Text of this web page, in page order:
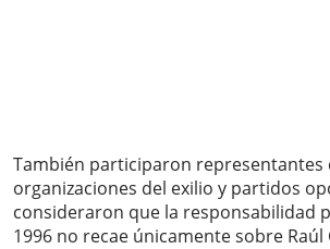
También participaron representantes
organizaciones del exilio y partidos
consideraron que la responsabilidad
1996 no recae únicamente sobre Raúl